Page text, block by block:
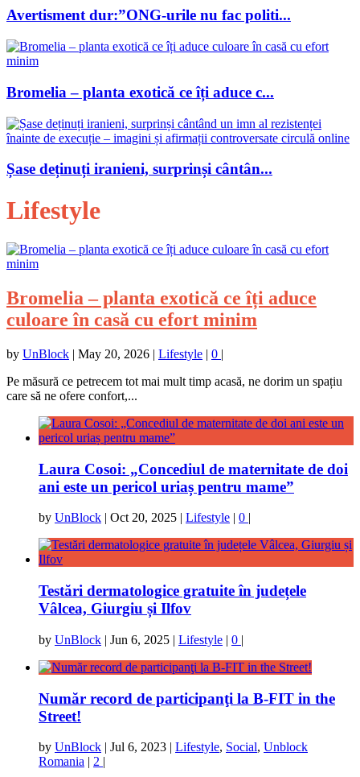
Avertisment dur:”ONG-urile nu fac politi...
Bromelia – planta exotică ce îți aduce c...
Șase deținuți iranieni, surprinși cântân...
Lifestyle
Bromelia – planta exotică ce îți aduce
culoare în casă cu efort minim
by UnBlock | May 20, 2026 | Lifestyle | 0 |
Pe măsură ce petrecem tot mai mult timp acasă, ne dorim un spațiu
care să ne ofere confort,...
Laura Cosoi: „Concediul de maternitate de doi
ani este un pericol uriaș pentru mame”
by UnBlock | Oct 20, 2025 | Lifestyle | 0 |
Testări dermatologice gratuite în județele
Vâlcea, Giurgiu și Ilfov
by UnBlock | Jun 6, 2025 | Lifestyle | 0 |
Număr record de participanţi la B-FIT in the
Street!
by UnBlock | Jul 6, 2023 | Lifestyle, Social, Unblock
Romania | 2 |